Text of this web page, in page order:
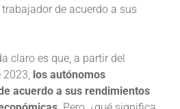
de acuerdo a sus
claro es que, a partir del
los autónomos
acuerdo a sus rendimientos